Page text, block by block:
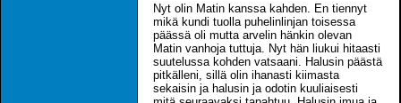
Nyt olin Matin kanssa kahden. En tiennyt
mikä kundi tuolla puhelinlinjan toisessa
päässä oli mutta arvelin hänkin olevan
Matin vanhoja tuttuja. Nyt hän liukui hitaasti
suutelussa kohden vatsaani. Halusin päästä
pitkälleni, sillä olin ihanasti kiimasta
sekaisin ja halusin ja odotin kuuliaisesti